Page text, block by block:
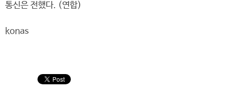
통신은 전했다. (연합)
konas